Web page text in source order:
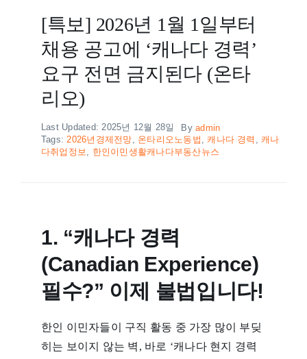
[특보] 2026년 1월 1일부터
채용 공고에 ‘캐나다 경력’
요구 전면 금지된다 (온타
리오)
Last Updated: 2025년 12월 28일 Byadmin
Tags:2026년경제전망, 온타리오노동법 ,캐나다 경력 ,캐나
다취업정보, 한인이민생활캐나다부동산뉴스
1. “캐나다 경력
(Canadian Experience)
필수?” 이제 불법입니다!
한인 이민자들이 구직 활동 중 가장 많이 부딪
히는 보이지 않는 벽, 바로 ‘캐나다 현지 경력